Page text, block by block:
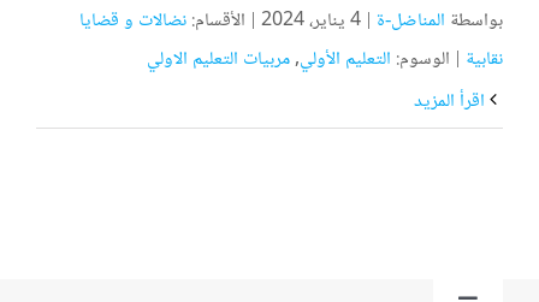
بواسطة المناضل-ة | 4 يناير، 2024 | الأقسام:نضالات و قضايا
نقابية | الوسوم: التعليم الأولي,مربيات التعليم الاولي